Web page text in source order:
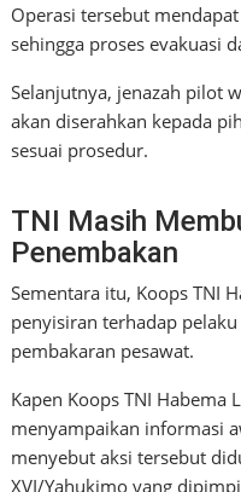
Operasi tersebut
sehingga proses evakuasi
Selanjutnya, jenazah pilot
akan diserahkan kepada
sesuai prosedur.
TNI Masih
Penembakan
Sementara itu, Koops TNI
penyisiran terhadap
pembakaran pesawat.
Kapen Koops TNI
menyampaikan informasi
menyebut aksi tersebut
XVI/Yahukimo yang